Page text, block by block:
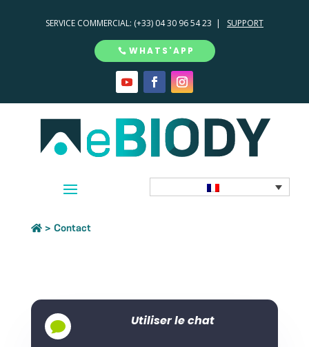
SERVICE COMMERCIAL: (+33) 04 30 96 54 23 | SUPPORT
WHATS'APP
> Contact
 Utiliser le chat